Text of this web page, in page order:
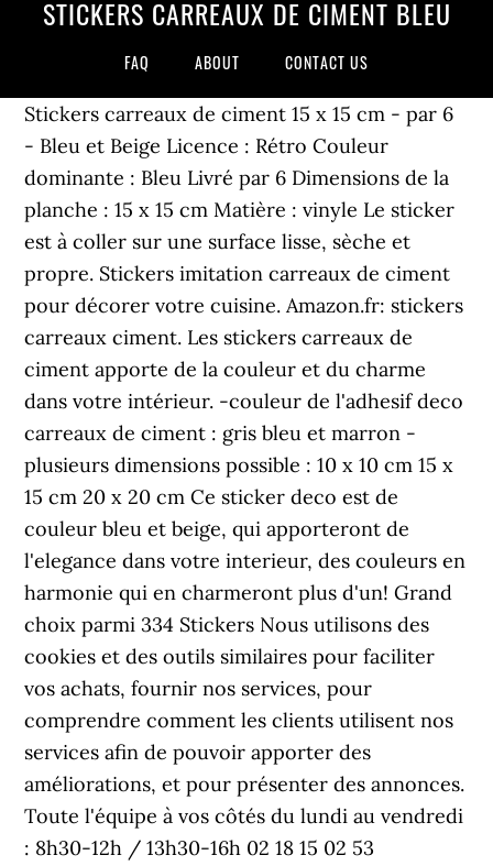
STICKERS CARREAUX DE CIMENT BLEU
FAQ ABOUT CONTACT US
Stickers carreaux de ciment 15 x 15 cm - par 6
- Bleu et Beige Licence : Rétro Couleur
dominante : Bleu Livré par 6 Dimensions de la
planche : 15 x 15 cm Matière : vinyle Le sticker
est à coller sur une surface lisse, sèche et
propre. Stickers imitation carreaux de ciment
pour décorer votre cuisine. Amazon.fr: stickers
carreaux ciment. Les stickers carreaux de
ciment apporte de la couleur et du charme
dans votre intérieur. -couleur de l'adhesif deco
carreaux de ciment : gris bleu et marron -
plusieurs dimensions possible : 10 x 10 cm 15 x
15 cm 20 x 20 cm Ce sticker deco est de
couleur bleu et beige, qui apporteront de
l'elegance dans votre interieur, des couleurs en
harmonie qui en charmeront plus d'un! Grand
choix parmi 334 Stickers Nous utilisons des
cookies et des outils similaires pour faciliter
vos achats, fournir nos services, pour
comprendre comment les clients utilisent nos
services afin de pouvoir apporter des
améliorations, et pour présenter des annonces.
Toute l'équipe à vos côtés du lundi au vendredi
: 8h30-12h / 13h30-16h 02 18 15 02 53